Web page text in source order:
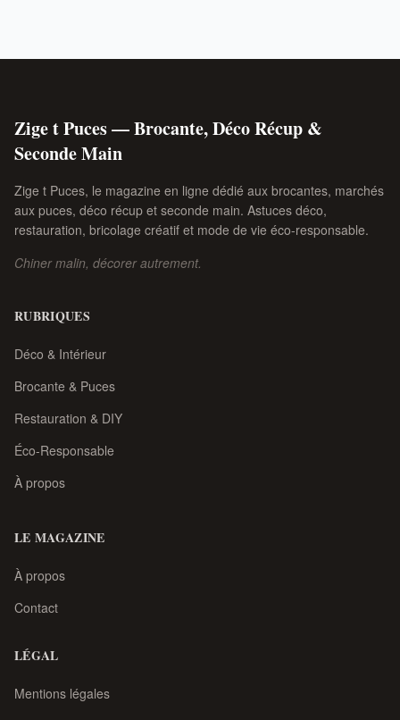
Zige t Puces — Brocante, Déco Récup &
Seconde Main
Zige t Puces, le magazine en ligne dédié aux brocantes, marchés
aux puces, déco récup et seconde main. Astuces déco,
restauration, bricolage créatif et mode de vie éco-responsable.
Chiner malin, décorer autrement.
RUBRIQUES
Déco & Intérieur
Brocante & Puces
Restauration & DIY
Éco-Responsable
À propos
LE MAGAZINE
À propos
Contact
LÉGAL
Mentions légales